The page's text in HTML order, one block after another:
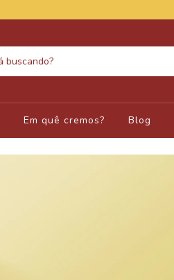
Em quê cremos? Blog